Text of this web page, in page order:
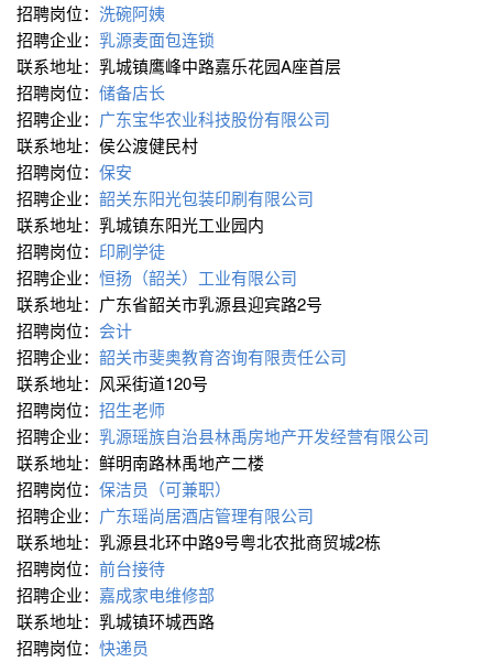
招聘岗位： 洗碗阿姨
招聘企业： 乳源麦面包连锁
联系地址：乳城镇鹰峰中路嘉乐花园A座首层
招聘岗位： 储备店长
招聘企业： 广东宝华农业科技股份有限公司
联系地址：侯公渡健民村
招聘岗位： 保安
招聘企业： 韶关东阳光包装印刷有限公司
联系地址：乳城镇东阳光工业园内
招聘岗位： 印刷学徒
招聘企业： 恒扬（韶关）工业有限公司
联系地址：广东省韶关市乳源县迎宾路2号
招聘岗位： 会计
招聘企业： 韶关市斐奥教育咨询有限责任公司
联系地址：风采街道120号
招聘岗位： 招生老师
招聘企业： 乳源瑶族自治县林禹房地产开发经营有限公司
联系地址：鲜明南路林禹地产二楼
招聘岗位： 保洁员（可兼职）
招聘企业： 广东瑶尚居酒店管理有限公司
联系地址：乳源县北环中路9号粤北农批商贸城2栋
招聘岗位： 前台接待
招聘企业： 嘉成家电维修部
联系地址：乳城镇环城西路
招聘岗位： 快递员